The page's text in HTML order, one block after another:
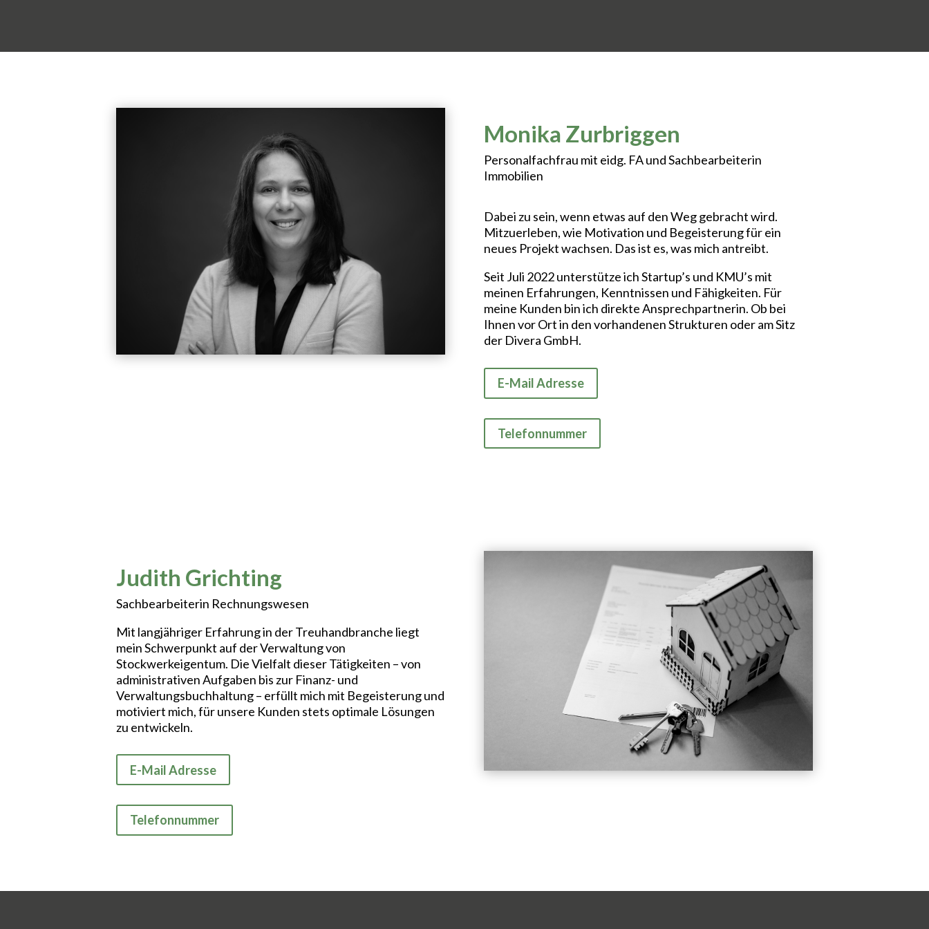
Monika Zurbriggen
Personalfachfrau mit eidg. FA und Sachbearbeiterin
Immobilien
Dabei zu sein, wenn etwas auf den Weg gebracht wird.
Mitzuerleben, wie Motivation und Begeisterung für ein
neues Projekt wachsen. Das ist es, was mich antreibt.
Seit Juli 2022 unterstütze ich Startup’s und KMU’s mit
meinen Erfahrungen, Kenntnissen und Fähigkeiten. Für
meine Kunden bin ich direkte Ansprechpartnerin. Ob bei
Ihnen vor Ort in den vorhandenen Strukturen oder am Sitz
der Divera GmbH.
E-Mail Adresse
Telefonnummer
Judith Grichting
Sachbearbeiterin Rechnungswesen
Mit langjähriger Erfahrung in der Treuhandbranche liegt
mein Schwerpunkt auf der Verwaltung von
Stockwerkeigentum. Die Vielfalt dieser Tätigkeiten – von
administrativen Aufgaben bis zur Finanz- und
Verwaltungsbuchhaltung – erfüllt mich mit Begeisterung und
motiviert mich, für unsere Kunden stets optimale Lösungen
zu entwickeln.
E-Mail Adresse
Telefonnummer